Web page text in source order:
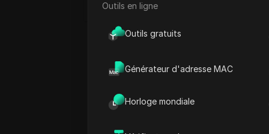
Outils en ligne
Outils gratuits
Générateur d'adresse MAC
Horloge mondiale
01 juil. 2026 min de
Un utilisateur Facebook a
portée théorique et